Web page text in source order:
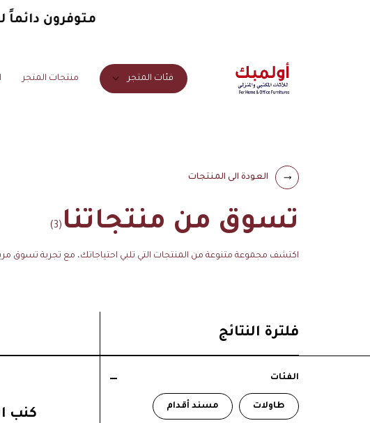
متوفرون دائماً
فئات المتجر منتجات المتجر
العودة الى المنتجات
تسوق من منتجاتنا (3)
اكتشف مجموعة متنوعة من المنتجات التي تلبي احتياجاتك، مع تجربة تسوق
فلترة النتائج
الفئات
طاولات مسند أقدام
كنب